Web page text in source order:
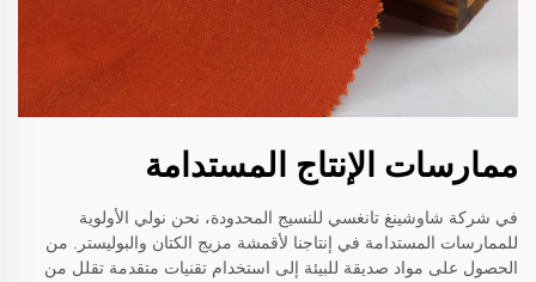
ممارسات الإنتاج المستدامة
في شركة شاوشينغ تانغسي للنسيج المحدودة، نحن نولي الأولوية
للممارسات المستدامة في إنتاجنا لأقمشة مزيج الكتان والبوليستر. من
الحصول على مواد صديقة للبيئة إلى استخدام تقنيات متقدمة تقلل من